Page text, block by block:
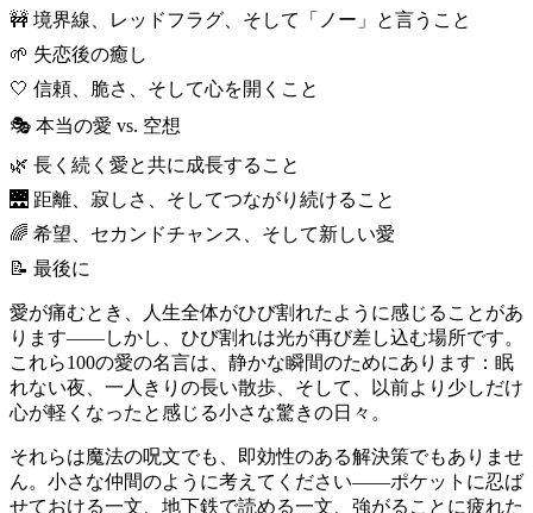
🚧 境界線、レッドフラグ、そして「ノー」と言うこと
🌱 失恋後の癒し
🤍 信頼、脆さ、そして心を開くこと
🎭 本当の愛 vs. 空想
🌿 長く続く愛と共に成長すること
🌉 距離、寂しさ、そしてつながり続けること
🌈 希望、セカンドチャンス、そして新しい愛
📝 最後に
愛が痛むとき、人生全体がひび割れたように感じることがあ
ります――しかし、ひび割れは光が再び差し込む場所です。
これら100の愛の名言は、静かな瞬間のためにあります：眠
れない夜、一人きりの長い散歩、そして、以前より少しだけ
心が軽くなったと感じる小さな驚きの日々。
それらは魔法の呪文でも、即効性のある解決策でもありませ
ん。小さな仲間のように考えてください――ポケットに忍ば
せておける一文、地下鉄で読める一文、強がることに疲れた